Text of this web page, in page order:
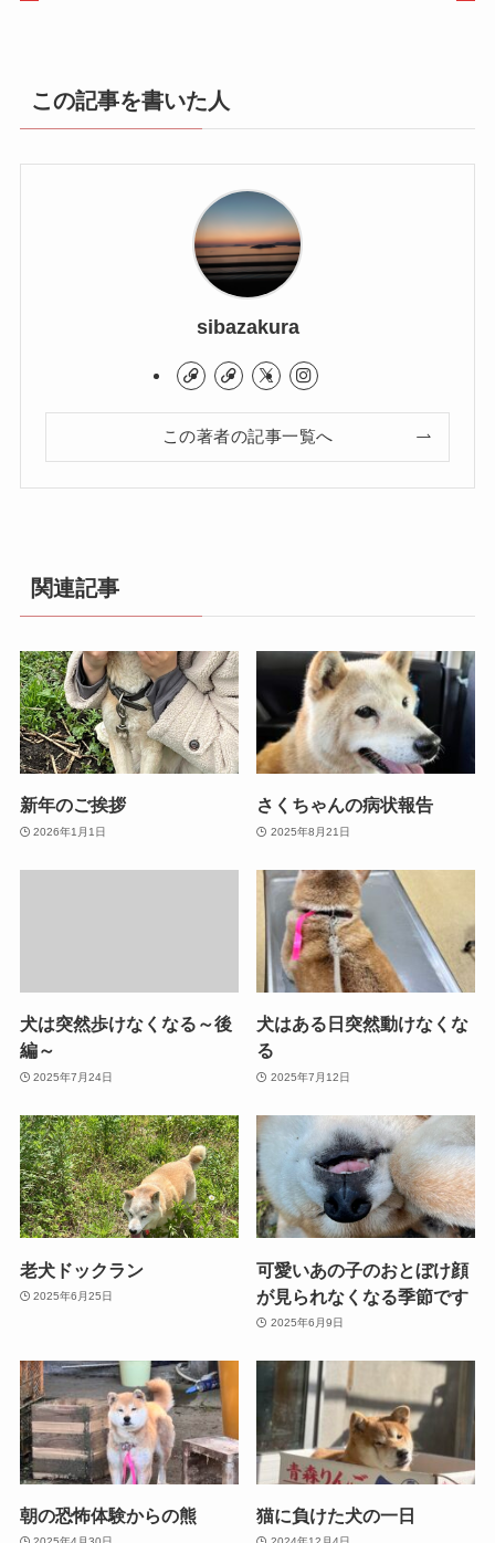
この記事を書いた人
sibazakura
この著者の記事一覧へ
関連記事
新年のご挨拶
2026年1月1日
さくちゃんの病状報告
2025年8月21日
犬は突然歩けなくなる～後
編～
2025年7月24日
犬はある日突然動けなくな
る
2025年7月12日
老犬ドックラン
2025年6月25日
可愛いあの子のおとぼけ顔
が見られなくなる季節です
2025年6月9日
朝の恐怖体験からの熊 猫に負けた犬の一日